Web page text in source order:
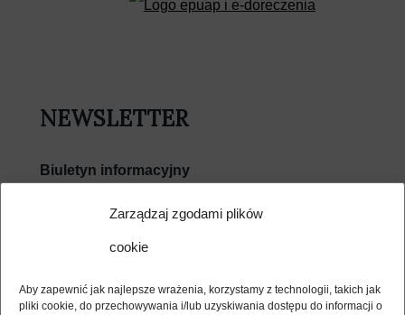
Zarządzaj zgodami plików
cookie
Aby zapewnić jak najlepsze wrażenia, korzystamy z technologii, takich jak
pliki cookie, do przechowywania i/lub uzyskiwania dostępu do informacji o
NEWSLETTER
Biuletyn informacyjny
osobowych w związku z usługą Newsletter i potwierdzam
zapoznanie się z jej regulaminem (dostępny poniżej) i polityką